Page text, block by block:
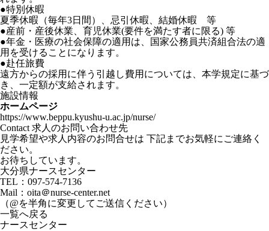
●特別休暇
夏季休暇（毎年3日間）、忌引休暇、結婚休暇 等
●産前・産後休業、育児休業(要件を満たす者に限る) 等
●年金・医療の社会保障の適用は、国家公務員共済組合法の適
用を受けることになります。
●赴任旅費
遠方からの採用に伴う引越し費用については、本学規定に基づ
き、一定額が支給されます。
施設情報
ホームページ
https://www.beppu.kyushu-u.ac.jp/nurse/
Contact 求人のお問い合わせ先
見学希望や求人内容のお問合せは 下記までお気軽にご連絡く
ださい。
お待ちしています。
大分県ナースセンター
TEL： 097-574-7136
Mail：oita＠nurse-center.net
（@を半角に変更してご送信ください）
一覧へ戻る
ナースセンター